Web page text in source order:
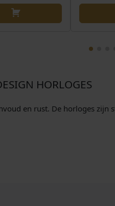
HORLOGES
en rust. De horloges